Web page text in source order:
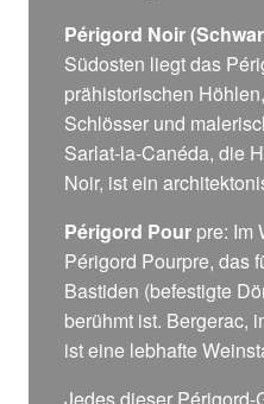
Périgord Noir
Südosten liegt das
prähistorischen
Schlösser und
Sarlat-la-Canéda, die
Noir, ist ein
Périgord Pour pre: Im
Périgord Pourpre, das
Bastiden (befestigte
berühmt ist. Bergerac,
ist eine lebhafte